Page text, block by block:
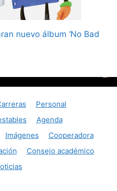
nuevo álbum ‘No Bad
Personal
Agenda
Imágenes
Cooperadora
Consejo académico